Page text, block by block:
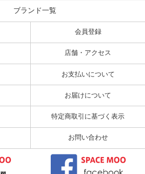
ブランド一覧
会員登録
店舗・アクセス
お支払いについて
お届けについて
特定商取引に基づく表示
お問い合わせ